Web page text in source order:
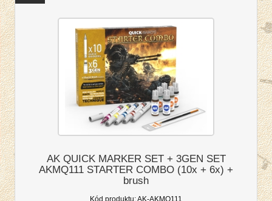
AK QUICK MARKER SET + 3GEN SET
AKMQ111 STARTER COMBO (10x + 6x) +
brush
Kód produktu:AK-AKMQ111